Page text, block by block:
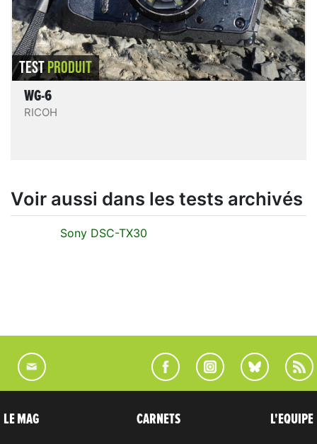
LIRE LE TEST
TESTPRODUIT
WG-6
RICOH
Voir aussi dans les tests archivés
Sony DSC-TX30
LE MAG CARNETS L'EQUIPE